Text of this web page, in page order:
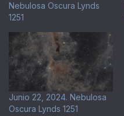
Nebulosa Oscura Lynds
1251
Junio 22, 2024. Nebulosa
Oscura Lynds 1251